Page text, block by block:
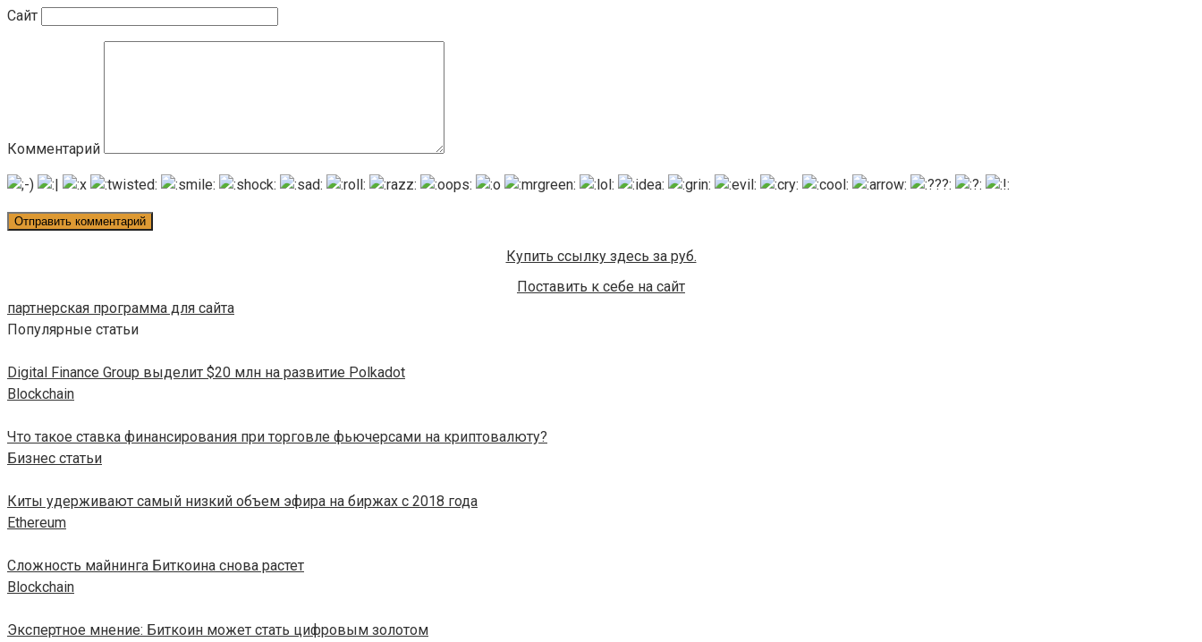
Сайт
Комментарий
Купить ссылку здесь за руб.
Поставить к себе на сайт
партнерская программа для сайта
Популярные статьи
Digital Finance Group выделит $20 млн на развитие Polkadot
Blockchain
Что такое ставка финансирования при торговле фьючерсами на криптовалюту?
Бизнес статьи
Киты удерживают самый низкий объем эфира на биржах с 2018 года
Ethereum
Сложность майнинга Биткоина снова растет
Blockchain
Экспертное мнение: Биткоин может стать цифровым золотом